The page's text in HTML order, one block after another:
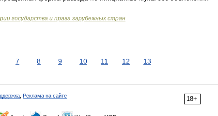
государства и права зарубежных стран
7 8 9 10 11 12 13
18+
Реклама на сайте